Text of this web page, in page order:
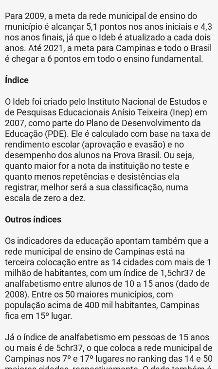
Para 2009, a meta da rede municipal de ensino do
município é alcançar 5,1 pontos nos anos iniciais e 4,3
nos anos finais, já que o Ideb é atualizado a cada dois
anos. Até 2021, a meta para Campinas e todo o Brasil
é chegar a 6 pontos em todo o ensino fundamental.
Índice
O Ideb foi criado pelo Instituto Nacional de Estudos e
de Pesquisas Educacionais Anísio Teixeira (Inep) em
2007, como parte do Plano de Desenvolvimento da
Educação (PDE). Ele é calculado com base na taxa de
rendimento escolar (aprovação e evasão) e no
desempenho dos alunos na Prova Brasil. Ou seja,
quanto maior for a nota da instituição no teste e
quanto menos repetências e desistências ela
registrar, melhor será a sua classificação, numa
escala de zero a dez.
Outros índices
Os indicadores da educação apontam também que a
rede municipal de ensino de Campinas está na
terceira colocação entre as 14 cidades com mais de 1
milhão de habitantes, com um índice de 1,5chr37 de
analfabetismo entre alunos de 10 a 15 anos (dado de
2008). Entre os 50 maiores municípios, com
população acima de 400 mil habitantes, Campinas
fica em 15º lugar.
Já o índice de analfabetismo em pessoas de 15 anos
ou mais é de 5chr37, o que coloca a rede municipal de
Campinas nos 7º e 17º lugares no ranking das 14 e 50